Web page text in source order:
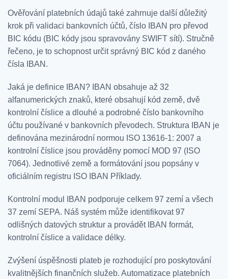
Ověřování platebních údajů také zahrnuje další důležitý
krok při validaci bankovních účtů, číslo IBAN pro převod
BIC kódu (BIC kódy jsou spravovány SWIFT sítí). Stručně
řečeno, je to schopnost určit správný BIC kód z daného
čísla IBAN.
Jaká je definice IBAN? IBAN obsahuje až 32
alfanumerických znaků, které obsahují kód země, dvě
kontrolní číslice a dlouhé a podrobné číslo bankovního
účtu používané v bankovních převodech. Struktura IBAN je
definována mezinárodní normou ISO 13616-1: 2007 a
kontrolní číslice jsou prováděny pomocí MOD 97 (ISO
7064). Jednotlivé země a formátování jsou popsány v
oficiálním registru ISO IBAN Příklady.
Kontrolní modul IBAN podporuje celkem 97 zemí a všech
37 zemí SEPA. Náš systém může identifikovat 97
odlišných datových struktur a provádět IBAN formát,
kontrolní číslice a validace délky.
Zvýšení úspěšnosti plateb je rozhodující pro poskytování
kvalitnějších finančních služeb. Automatizace platebních